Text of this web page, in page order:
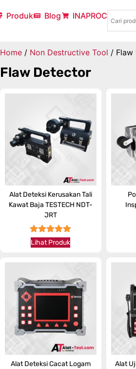
Produk Blog INAPROC
Home/ Non Destructive Tool / Flaw
Flaw Detector
Alat Deteksi Kerusakan Tali
Kawat Baja TESTECH NDT-
JRT
★★★★★
Lihat Produk
Alat Deteksi Cacat Logam
Alat